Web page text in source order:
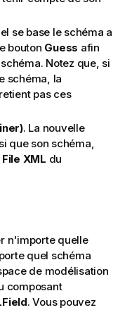
se base le schéma a
bouton Guess afin
Notez que, si
schéma, la
pas ces
. La nouvelle
que son schéma,
File XML du
n'importe quelle
quel schéma
de modélisation
composant
. Vous pouvez